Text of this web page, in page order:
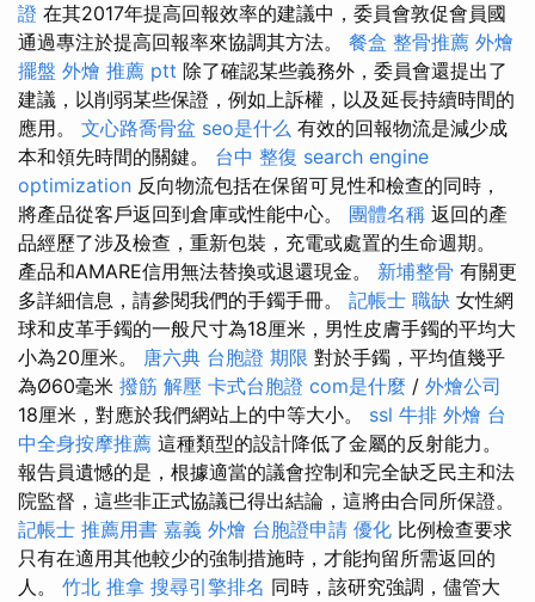
證 在其2017年提高回報效率的建議中，委員會敦促會員國
通過專注於提高回報率來協調其方法。 餐盒 整骨推薦 外燴
擺盤 外燴 推薦 ptt 除了確認某些義務外，委員會還提出了
建議，以削弱某些保證，例如上訴權，以及延長持續時間的
應用。 文心路喬骨盆 seo是什么 有效的回報物流是減少成
本和領先時間的關鍵。 台中 整復 search engine
optimization 反向物流包括在保留可見性和檢查的同時，
將產品從客戶返回到倉庫或性能中心。 團體名稱 返回的產
品經歷了涉及檢查，重新包裝，充電或處置的生命週期。
產品和AMARE信用無法替換或退還現金。 新埔整骨 有關更
多詳細信息，請參閱我們的手鐲手冊。 記帳士 職缺 女性網
球和皮革手鐲的一般尺寸為18厘米，男性皮膚手鐲的平均大
小為20厘米。 唐六典 台胞證 期限 對於手鐲，平均值幾乎
為Ø60毫米 撥筋 解壓 卡式台胞證 com是什麼 / 外燴公司
18厘米，對應於我們網站上的中等大小。 ssl 牛排 外燴 台
中全身按摩推薦 這種類型的設計降低了金屬的反射能力。
報告員遺憾的是，根據適當的議會控制和完全缺乏民主和法
院監督，這些非正式協議已得出結論，這將由合同所保證。
記帳士 推薦用書 嘉義 外燴 台胞證申請 優化 比例檢查要求
只有在適用其他較少的強制措施時，才能拘留所需返回的
人。 竹北 推拿 搜尋引擎排名 同時，該研究強調，儘管大